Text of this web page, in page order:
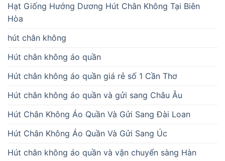
Hạt Giống Hướng Dương Hút Chân Không Tại Biên
Hòa
hút chân không
Hút chân không áo quần
Hút chân không áo quần giá rẻ số 1 Cần Thơ
Hút chân không áo quần và gửi sang Châu Âu
Hút Chân Không Áo Quần Và Gửi Sang Đài Loan
Hút Chân Không Áo Quần Và Gửi Sang Úc
Hút chân không áo quần và vận chuyển sàng Hàn